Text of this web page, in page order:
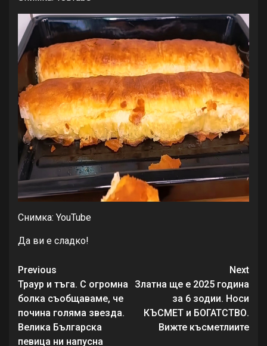
Снимка: YouTube
Да ви е сладко!
Continue
Reading
Previous
Траур и тъга. С огромна
болка съобщаваме, че
почина голяма звезда.
Велика Българска
певица ни напусна
Next
Златна ще е 2025 година
за 6 зодии. Носи
КЪСМЕТ и БОГАТСТВО.
Вижте късметлиите